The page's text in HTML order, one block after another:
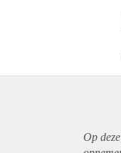
Op